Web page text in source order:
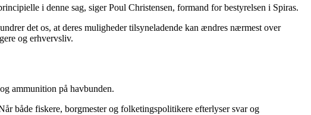
i denne sag, siger Poul Christensen, formand for bestyrelsen i Spiras.
det os, at deres muligheder tilsyneladende kan ændres nærmest over
og erhvervsliv.
ammunition på havbunden.
både fiskere, borgmester og folketingspolitikere efterlyser svar og